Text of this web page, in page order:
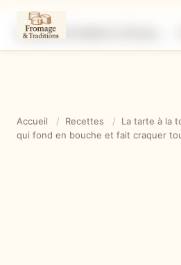
Accueil / Recettes /
La tarte à la
qui fond en bouche et fait craquer